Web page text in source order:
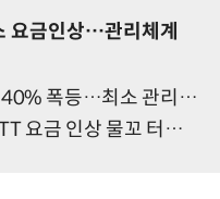
요금인상…관리체계
등…최소 관리장치 시급
금 인상 물꼬 터졌다